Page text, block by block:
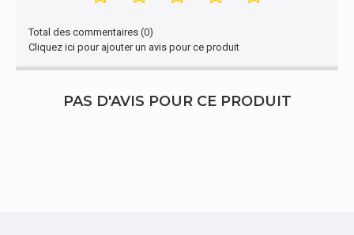
Total des commentaires (0)
Cliquez ici pour ajouter un avis pour ce produit
PAS D'AVIS POUR CE PRODUIT